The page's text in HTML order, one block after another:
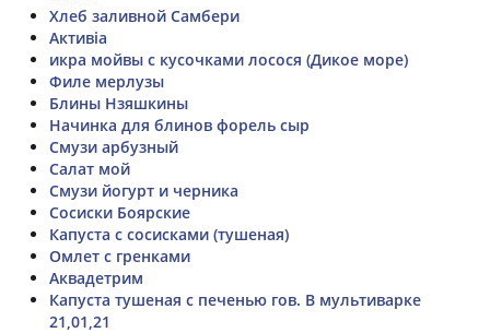
Хлеб заливной Самбери
Aктивіа
икра мойвы с кусочками лосося (Дикое море)
Филе мерлузы
Блины Нзяшкины
Начинка для блинов форель сыр
Смузи арбузный
Салат мой
Смузи йогурт и черника
Сосиски Боярские
Капуста с сосисками (тушеная)
Омлет с гренками
Аквадетрим
Капуста тушеная с печенью гов. В мультиварке
21,01,21